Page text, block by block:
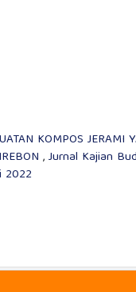
KOMPOS JERAMI
,Jurnal Kajian
2022